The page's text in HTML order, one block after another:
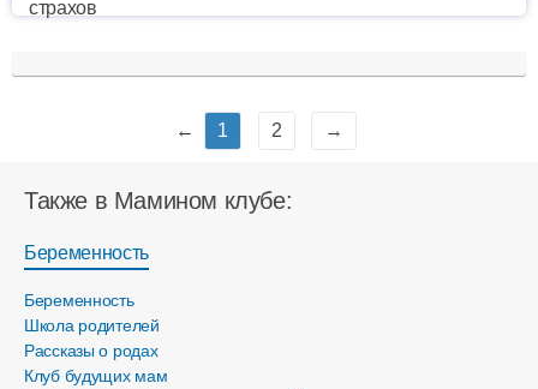
← 1 2 →
Также в Мамином клубе:
Беременность
Беременность
Школа родителей
Рассказы о родах
Клуб будущих мам